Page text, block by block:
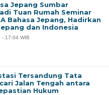
Jepang Sumbar
Tuan Rumah Seminar
Bahasa Jepang, Hadirkan
dan Indonesia
- 17:04 WIB
Tersandung Tata
Jalan Tengah antara
Hukum